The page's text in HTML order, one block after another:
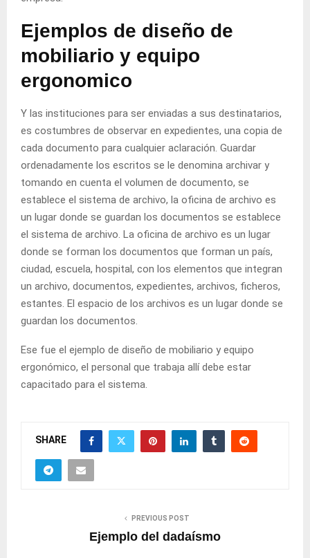
Ejemplos de diseño de
mobiliario y equipo
ergonomico
Y las instituciones para ser enviadas a sus destinatarios,
es costumbres de observar en expedientes, una copia de
cada documento para cualquier aclaración. Guardar
ordenadamente los escritos se le denomina archivar y
tomando en cuenta el volumen de documento, se
establece el sistema de archivo, la oficina de archivo es
un lugar donde se guardan los documentos se establece
el sistema de archivo. La oficina de archivo es un lugar
donde se forman los documentos que forman un país,
ciudad, escuela, hospital, con los elementos que integran
un archivo, documentos, expedientes, archivos, ficheros,
estantes. El espacio de los archivos es un lugar donde se
guardan los documentos.
Ese fue el ejemplo de diseño de mobiliario y equipo
ergonómico, el personal que trabaja allí debe estar
capacitado para el sistema.
SHARE
PREVIOUS POST
Ejemplo del dadaísmo